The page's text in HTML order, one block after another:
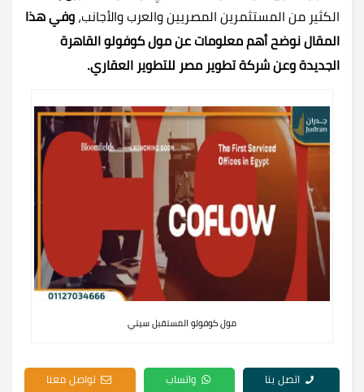
الكثير من المستثمرين المصريين والعرب والأجانب، وفي هذا
المقال نوضح أهم معلومات عن مول كوفولو القاهرة
الجديدة وعن شركة تطوير مصر للتطوير العقاري.
مول كوفولو المستقبل سيتي
اتصل بنا واتساب تواصل معنا